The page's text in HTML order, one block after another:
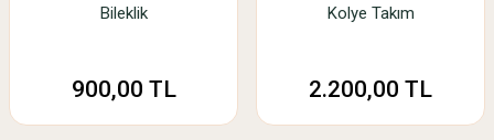
Bileklik
900,00 TL
Kolye Takım
2.200,00 TL